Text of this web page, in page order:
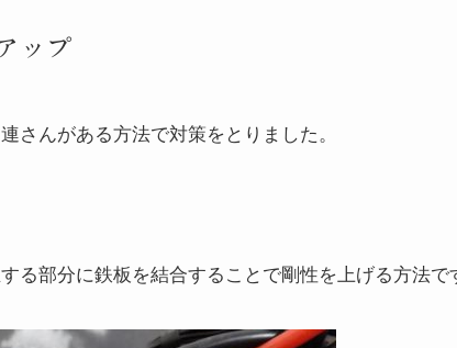
ップ
さんがある方法で対策をとりました。
る部分に鉄板を結合することで剛性を上げる方法で